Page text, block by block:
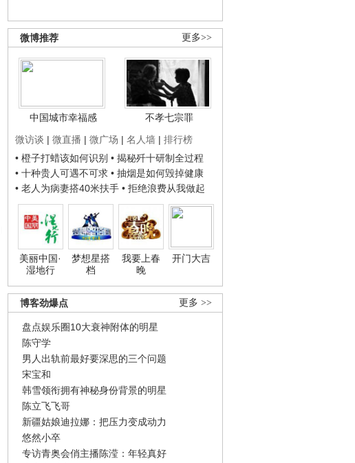
更多>>
微博推荐
中国城市幸福感
不孝七宗罪
微访谈 | 微直播 | 微广场 | 名人墙 | 排行榜
• 橙子打蜡该如何识别 • 揭秘歼十研制全过程
• 十种贵人可遇不可求 • 抽烟是如何毁掉健康
• 老人为病妻搭40米扶手 • 拒绝浪费从我做起
美丽中国·
湿地行
梦想星搭
档
我要上春
晚
开门大吉
更多 >>
博客劲爆点
盘点娱乐圈10大衰神附体的明星
陈守学
男人出轨前最好要深思的三个问题
宋宝和
韩雪领衔拥有神秘身份背景的明星
陈立飞飞哥
新疆姑娘迪拉娜：把压力变成动力
悠然小卒
专访青奥会俏主播陈滢：年轻真好